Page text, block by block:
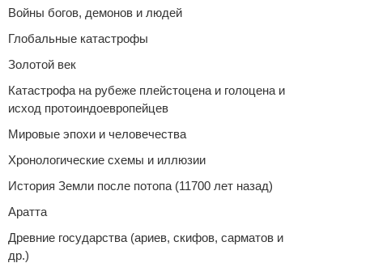
Войны богов, демонов и людей
Глобальные катастрофы
Золотой век
Катастрофа на рубеже плейстоцена и голоцена и
исход протоиндоевропейцев
Мировые эпохи и человечества
Хронологические схемы и иллюзии
История Земли после потопа (11700 лет назад)
Аратта
Древние государства (ариев, скифов, сарматов и
др.)